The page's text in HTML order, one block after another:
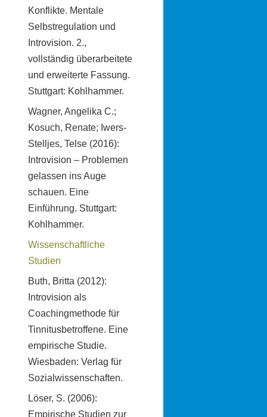
Konflikte. Mentale
Selbstregulation und
Introvision. 2.,
vollständig überarbeitete
und erweiterte Fassung.
Stuttgart: Kohlhammer.
Wagner, Angelika C.;
Kosuch, Renate; Iwers-
Stelljes, Telse (2016):
Introvision – Problemen
gelassen ins Auge
schauen. Eine
Einführung. Stuttgart:
Kohlhammer.
Wissenschaftliche
Studien
Buth, Britta (2012):
Introvision als
Coachingmethode für
Tinnitusbetroffene. Eine
empirische Studie.
Wiesbaden: Verlag für
Sozialwissenschaften.
Löser, S. (2006):
Empirische Studien zur